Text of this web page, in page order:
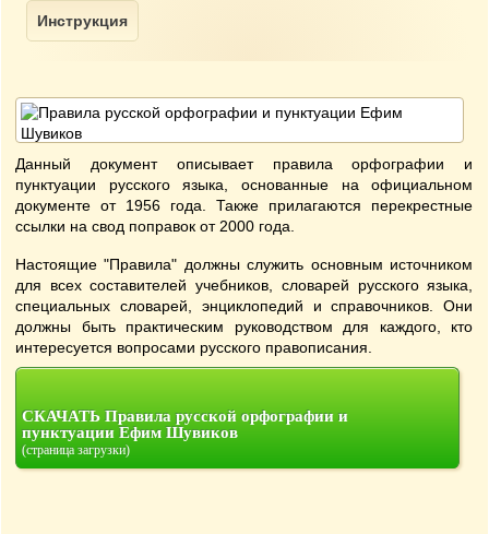
Данный документ описывает правила орфографии и
пунктуации русского языка, основанные на официальном
документе от 1956 года. Также прилагаются перекрестные
ссылки на свод поправок от 2000 года.
Настоящие "Правила" должны служить основным источником
для всех составителей учебников, словарей русского языка,
специальных словарей, энциклопедий и справочников. Они
должны быть практическим руководством для каждого, кто
интересуется вопросами русского правописания.
СКАЧАТЬ Правила русской орфографии и
пунктуации Ефим Шувиков
(страница загрузки)